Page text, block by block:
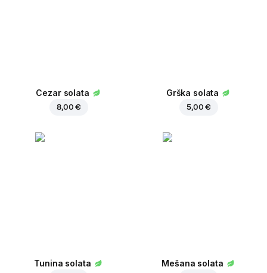
Cezar solata
8,00 €
Grška solata
5,00 €
Tunina solata Mešana solata